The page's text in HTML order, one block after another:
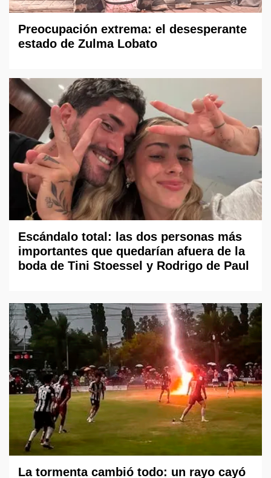
Preocupación extrema: el desesperante
estado de Zulma Lobato
Escándalo total: las dos personas más
importantes que quedarían afuera de la
boda de Tini Stoessel y Rodrigo de Paul
La tormenta cambió todo: un rayo cayó